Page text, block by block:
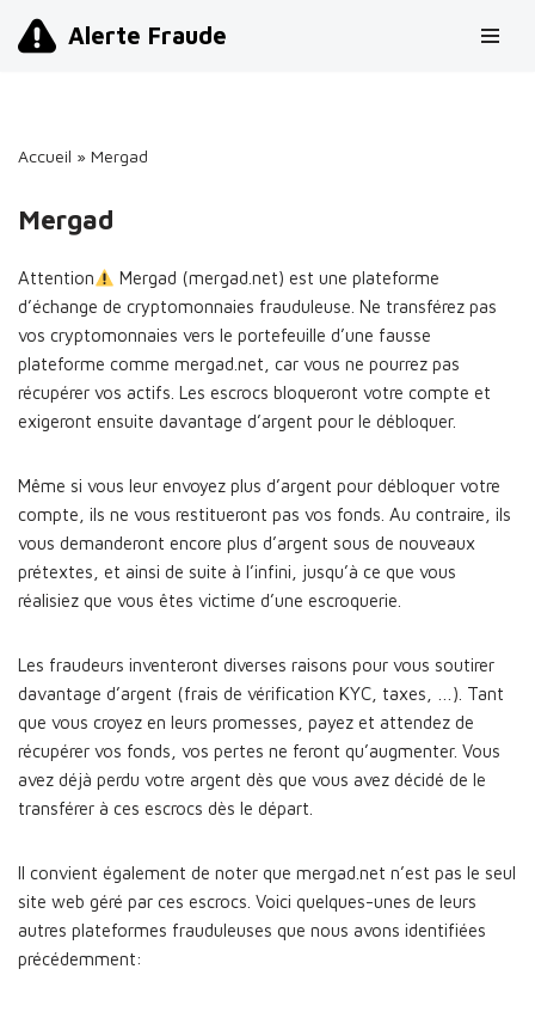
Alerte Fraude
Accueil » Mergad
Mergad
Attention
Mergad (mergad.net) est une plateforme
d’échange de cryptomonnaies frauduleuse. Ne transférez pas
vos cryptomonnaies vers le portefeuille d’une fausse
plateforme comme mergad.net, car vous ne pourrez pas
récupérer vos actifs. Les escrocs bloqueront votre compte et
exigeront ensuite davantage d’argent pour le débloquer.
Même si vous leur envoyez plus d’argent pour débloquer votre
compte, ils ne vous restitueront pas vos fonds. Au contraire, ils
vous demanderont encore plus d’argent sous de nouveaux
prétextes, et ainsi de suite à l’infini, jusqu’à ce que vous
réalisiez que vous êtes victime d’une escroquerie.
Les fraudeurs inventeront diverses raisons pour vous soutirer
davantage d’argent (frais de vérification KYC, taxes, …). Tant
que vous croyez en leurs promesses, payez et attendez de
récupérer vos fonds, vos pertes ne feront qu’augmenter. Vous
avez déjà perdu votre argent dès que vous avez décidé de le
transférer à ces escrocs dès le départ.
Il convient également de noter que mergad.net n’est pas le seul
site web géré par ces escrocs. Voici quelques-unes de leurs
autres plateformes frauduleuses que nous avons identifiées
précédemment: